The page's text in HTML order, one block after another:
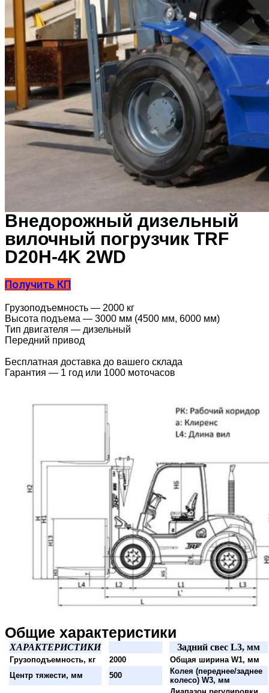
Внедорожный дизельный
вилочный погрузчик TRF
D20H-4K 2WD
Получить КП
Грузоподъемность — 2000 кг
Высота подъема — 3000 мм (4500 мм, 6000 мм)
Тип двигателя — дизельный
Передний привод
Бесплатная доставка до вашего склада
Гарантия — 1 год или 1000 моточасов
Общие характеристики
ХАРАКТЕРИСТИКИ Задний свес L3, мм
Грузоподъемность, кг 2000
Общая ширина W1, мм
Центр тяжести, мм
500
Колея (переднее/заднее
колесо) W3, мм